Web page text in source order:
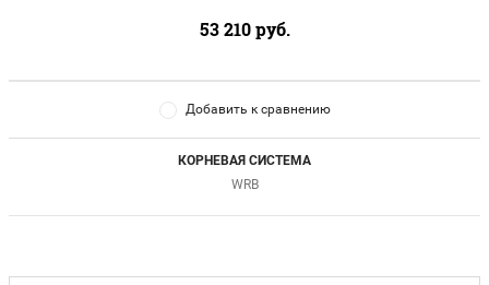
53 210руб.
Добавить к сравнению
КОРНЕВАЯ СИСТЕМА
WRB